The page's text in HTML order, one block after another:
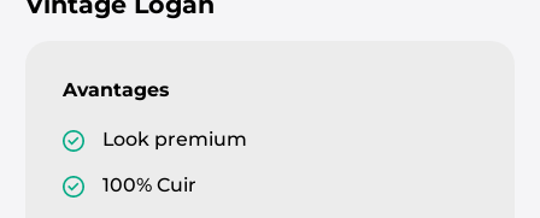
Avantages
Look premium
100% Cuir